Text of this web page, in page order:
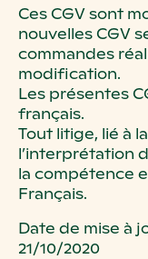
Ces CGV sont
nouvelles CGV
commandes
modification.
Les présentes
français.
Tout litige, lié à
l’interprétation
la compétence
Français.
Date de mise à
21/10/2020